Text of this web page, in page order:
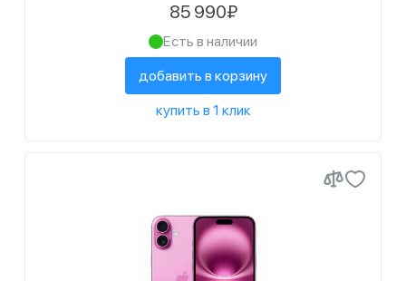
85 990₽
Есть в наличии
добавить в корзину
купить в 1 клик